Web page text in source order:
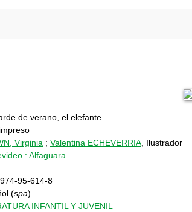
de verano, el elefante
Virginia ; Valentina ECHEVERRIA , Ilustrador
: Alfaguara
95-614-8
(spa)
INFANTIL Y JUVENIL